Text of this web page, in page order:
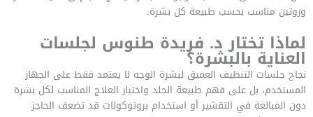
وروتين مناسب بحسب طبيعة كل بشرة.
لماذا تختار د. فريدة طنوس لجلسات
العناية بالبشرة؟
نجاح جلسات التنظيف العميق لبشرة الوجه لا يعتمد فقط على الجهاز
المستخدم، بل على فهم طبيعة الجلد واختيار العلاج المناسب لكل بشرة
دون المبالغة في التقشير أو استخدام بروتوكولات قد تضعف الحاجز